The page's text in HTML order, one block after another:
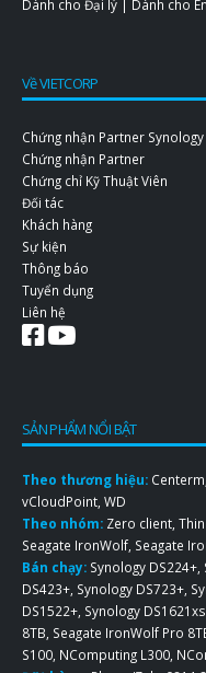
Dành cho Đại lý | Dành cho
Về VIETCORP
Chứng nhận Partner Synology
Chứng nhận Partner
Chứng chỉ Kỹ Thuật Viên
Đối tác
Khách hàng
Sự kiện
Thông báo
Tuyển dụng
Liên hệ
SẢN PHẨM NỔI BẬT
Theo thương hiệu: Centerm,
vCloudPoint, WD
Theo nhóm: Zero client,
Seagate IronWolf, Seagate
Bán chạy: Synology DS224+,
DS423+, Synology DS723+,
DS1522+, Synology
8TB, Seagate IronWolf Pro
S100, NComputing L300,